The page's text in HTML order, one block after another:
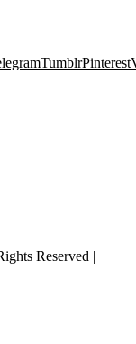
TumblrPinterest
Reserved |